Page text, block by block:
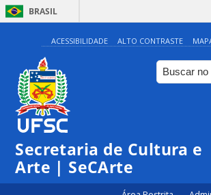
BRASIL
ACESSIBILIDADE ALTO CONTRASTE
Secretaria de Cultura e
Arte | SeCArte